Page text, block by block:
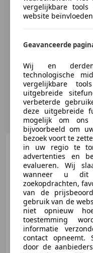
05/2023 25.937 km
vergelijkbare
website
Geavanceerde
Wij en derden
technologische
vergelijkbare
uitgebreide
verbeterde
deze uitgebreide
mogelijk om ons
bijvoorbeeld om
bezoek voort te
in uw regio te
advertenties en
evalueren. Wij
wanneer u dit
zoekopdrachten,
van de
gebruik van de
niet opnieuw
toestemming
informatie
contact opneemt.
door de